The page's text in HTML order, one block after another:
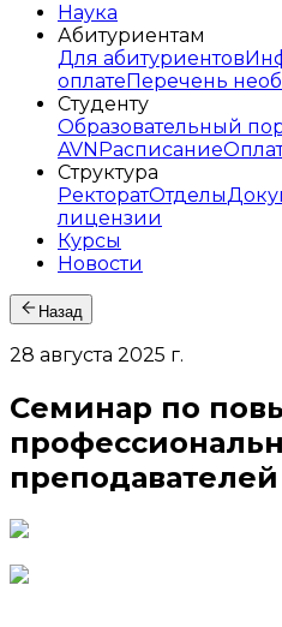
Наука
Абитуриентам
Для абитуриентов
оплатеПеречень
Студенту
Образовательный
AVNРасписание
Структура
РекторатОтделы
лицензии
Курсы
Новости
Назад
28 августа 2025 г.
Семинар по
преподавателей